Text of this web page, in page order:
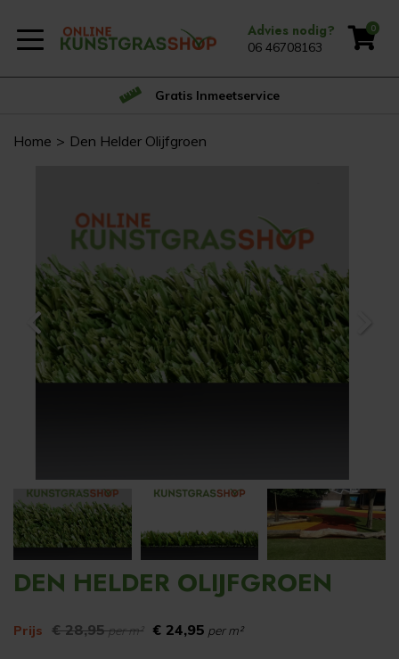
Advies nodig?
06 46708163
0
Gratis Inmeetservice
Home Den Helder Olijfgroen
DEN HELDER OLIJFGROEN
Prijs € 24,95 per m²
€ 28,95per m²